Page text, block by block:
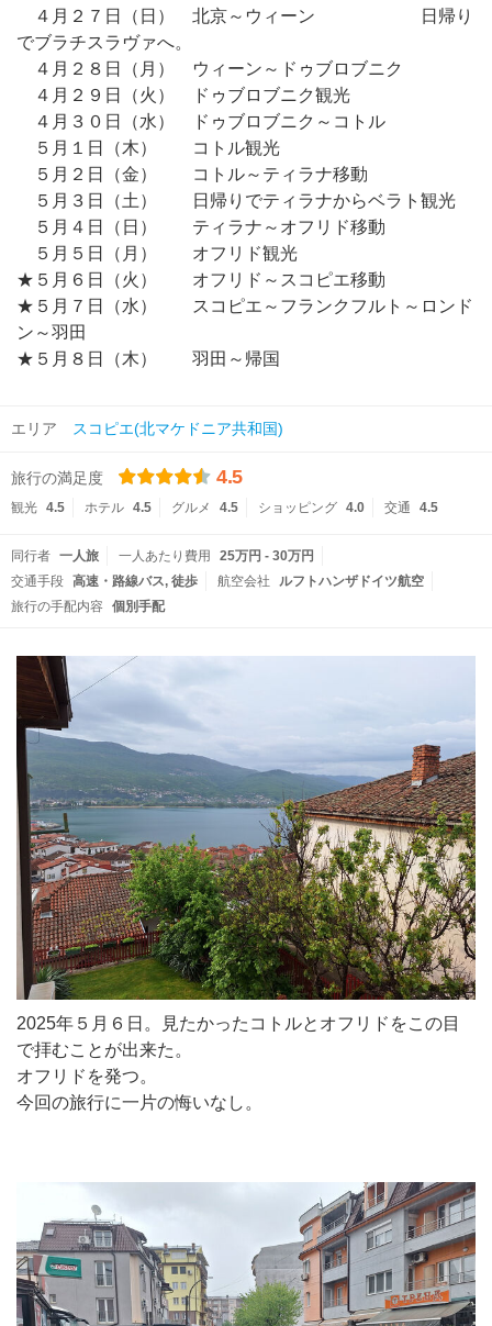
４月２７日（日） 北京～ウィーン 日帰り
でブラチスラヴァへ。
４月２８日（月） ウィーン～ドゥブロブニク
４月２９日（火） ドゥブロブニク観光
４月３０日（水） ドゥブロブニク～コトル
５月１日（木） コトル観光
５月２日（金） コトル～ティラナ移動
５月３日（土） 日帰りでティラナからベラト観光
５月４日（日） ティラナ～オフリド移動
５月５日（月） オフリド観光
★５月６日（火） オフリド～スコピエ移動
★５月７日（水） スコピエ～フランクフルト～ロンド
ン～羽田
★５月８日（木） 羽田～帰国
エリア スコピエ(北マケドニア共和国)
旅行の満足度 4.5
観光 4.5 ホテル 4.5 グルメ 4.5 ショッピング 4.0 交通 4.5
同行者 一人旅 一人あたり費用
25万円 - 30万円
交通手段 高速・路線バス 徒歩 航空会社
ルフトハンザドイツ航空
旅行の手配内容
個別手配
2025年５月６日。見たかったコトルとオフリドをこの目
で拝むことが出来た。
オフリドを発つ。
今回の旅行に一片の悔いなし。